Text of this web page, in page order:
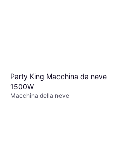
Party King Macchina da neve
1500W
Macchina della neve